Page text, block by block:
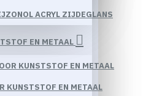
ACRYL ZIJDEGLANS
EN METAAL
KUNSTSTOF EN METAAL
KUNSTSTOF EN METAAL